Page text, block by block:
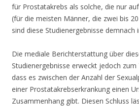
für Prostatakrebs als solche, die nur
(für die meisten Männer, die zwei bis
sind diese Studienergebnisse demnach
Die mediale Berichterstattung über
Studienergebnisse erweckt jedoch zum
dass es zwischen der Anzahl der
einer Prostatakrebserkrankung einen
Zusammenhang gibt. Diesen Schluss